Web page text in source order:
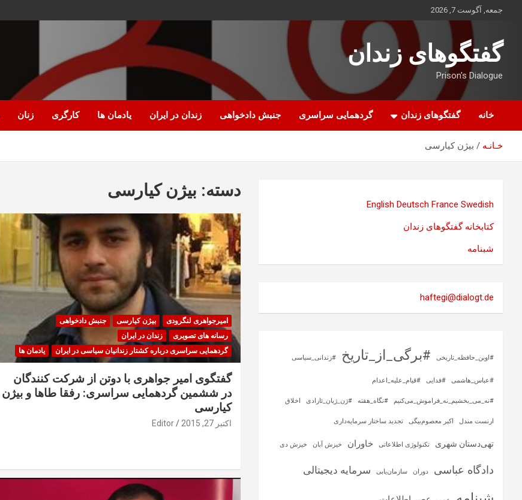
جمعه, آگوست 7, 2026
گفتگوهای زندان
Prison's Dialogue
خانه گفتگوهای زندان گردهمایی سراسری جنبش دادخواهی زندان در ایران یادمان ها کارگری زنان
خـانـه بیژن کیارسی
دسته: بیژن کیارسی
امیرجواهری لنگرودی بیژن کیارسی
جنبش دادخواهی
رسانه های تصویری
زندان در ایران
گردهمایی سراسری درباره کشتار زندانیان سیاسی در ایران
یادمان ها
گفتگوی امیر جواهری با دوتن از شرکت کنندگان
در ششمین گردهمایی سراسری: رفقا طاها و بیژن
کیارسی
اکتبر 27, 2015 Editor
English Deutsch France Swedish
کتابخانه گفتگوهای زندان
شبنامه
haftegi@dialogt.de
#اوین_حافظه_تاریخی #برگی_از_تاریخ #زندانی_سیاسی
#عباس_هاشمی #فدایی #قیام_علیه_اعدام
#نه_می_بخشیم_نه_فراموش_می‌کنیم #نگاه_هفته #ژن_ژیان_ئازادی اخلاق
ارنست مندل اکبر معصوم‌بیگی تجدید ساختار سرمایه‌داری
تهی‌دستان شهری تکنولوژی اطلاعاتی خاوران خیزش آبان خیزش دی
دادگاه عباسی دوران سازمان‌یابی سرمایه‌ دیجیتالی